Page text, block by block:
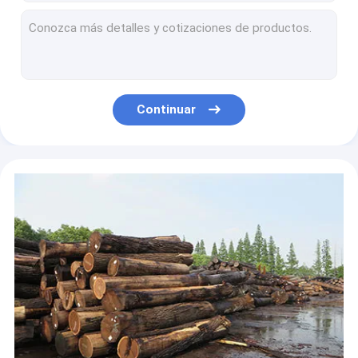
El plano blanco de Cricut Ash Wood Veneer 0.6m m cortó solar capa superior
Sapele dirigió el cuarto de madera de la chapa que solaba cortó el grueso de 0.45m m
Chapa interior del gabinete del grado A de la chapa del roble de la decoración interior 2m m
Continuar